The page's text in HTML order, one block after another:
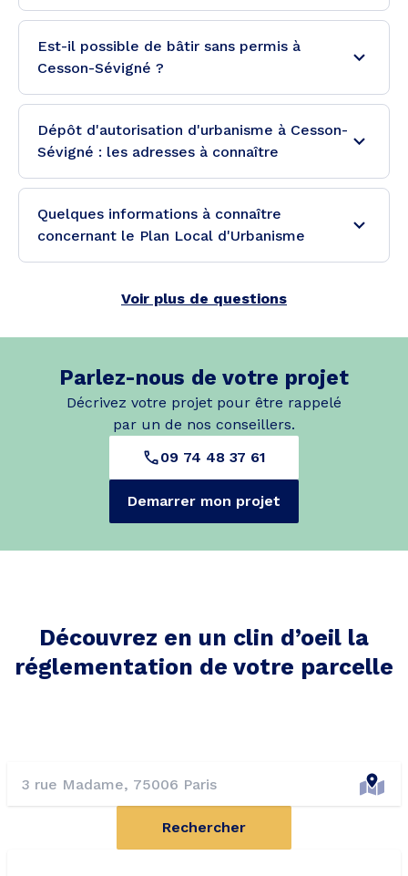
Est-il possible de bâtir sans permis à
Cesson-Sévigné ?
Dépôt d'autorisation d'urbanisme à Cesson-
Sévigné : les adresses à connaître
Quelques informations à connaître
concernant le Plan Local d'Urbanisme
Voir plus de questions
Parlez-nous de votre projet
Décrivez votre projet pour être rappelé
par un de nos conseillers.
09 74 48 37 61
Demarrer mon projet
Découvrez en un clin d’oeil la
réglementation de votre parcelle
Rechercher